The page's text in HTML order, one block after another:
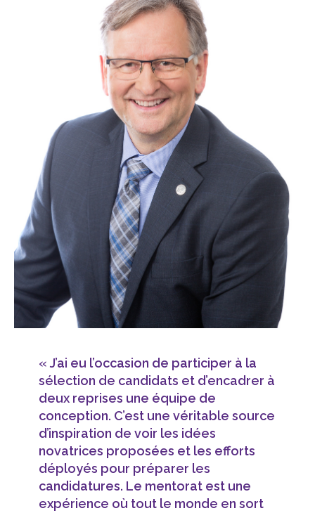
« J’ai eu l’occasion de participer à la
sélection de candidats et d’encadrer à
deux reprises une équipe de
conception. C’est une véritable source
d’inspiration de voir les idées
novatrices proposées et les efforts
déployés pour préparer les
candidatures. Le mentorat est une
expérience où tout le monde en sort